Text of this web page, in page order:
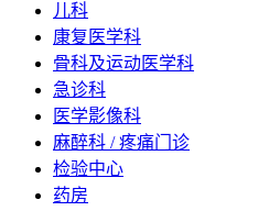
儿科
康复医学科
骨科及运动医学科
急诊科
医学影像科
麻醉科 / 疼痛门诊
检验中心
药房